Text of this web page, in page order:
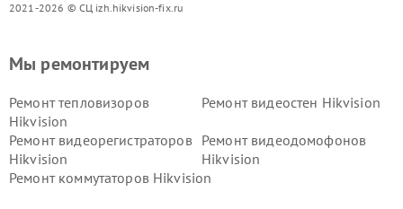
2021-2026 © СЦ izh.hikvision-fix.ru
Мы ремонтируем
Ремонт тепловизоров
Hikvision
Ремонт видеостен Hikvision
Ремонт видеорегистраторов
Hikvision
Ремонт видеодомофонов
Hikvision
Ремонт коммутаторов Hikvision